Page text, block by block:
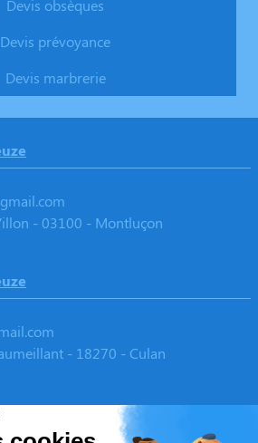
Devis obsèques
Devis prévoyance
Devis marbrerie
- 03100 - Montluçon
- 18270 - Culan